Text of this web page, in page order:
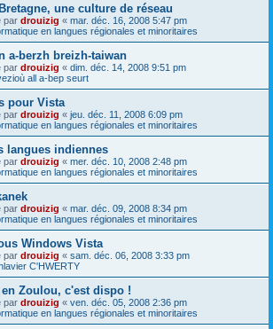
une culture de réseau
par drouizig « mar. déc. 16, 2008 5:47 pm
en langues régionales et minoritaires
a-berzh breizh-taiwan
par drouizig « dim. déc. 14, 2008 9:51 pm
all a-bep seurt
pour Vista
par drouizig « jeu. déc. 11, 2008 6:09 pm
en langues régionales et minoritaires
langues indiennes
par drouizig « mer. déc. 10, 2008 2:48 pm
en langues régionales et minoritaires
par drouizig « mar. déc. 09, 2008 8:34 pm
en langues régionales et minoritaires
Windows Vista
par drouizig « sam. déc. 06, 2008 3:33 pm
C'HWERTY
en Zoulou, c'est dispo !
par drouizig « ven. déc. 05, 2008 2:36 pm
en langues régionales et minoritaires